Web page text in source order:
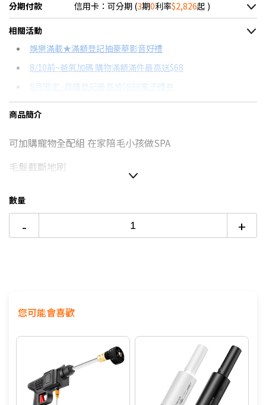
分期付款 信用卡：可分期 (3期0利率$2,826起 )
＊實際可分期數、適用利率，請以購物車顯示為主
信用卡分期
分期數
12期
24期
每期金額
$756
配合銀行/業者
相關活動
娛樂滿載★滿額登記抽豪華影音好禮
8/10前~爸氣加碼 購物滿額滿件最高送$68
8月限定~首購登記最高領$888電子禮券
台灣大哥大Open Possible聯名卡滿額最高回饋25%
商品簡介
可加購寵物全配組 在家陪毛小孩做SPA
毛髮截斷地刷
數量
- +
您可能會喜歡